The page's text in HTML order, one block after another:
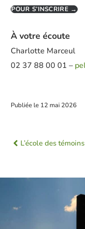
POUR S’INSCRIRE →
À votre écoute
Charlotte Marceul
02 37 88 00 01 –
Publiée le 12 mai 2026